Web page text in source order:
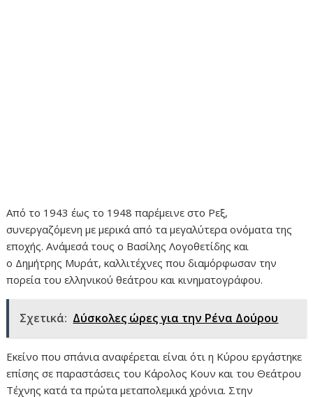
Από το 1943 έως το 1948 παρέμεινε στο Ρεξ,
συνεργαζόμενη με μερικά από τα μεγαλύτερα ονόματα της
εποχής. Ανάμεσά τους ο Βασίλης Λογοθετίδης και
ο Δημήτρης Μυράτ, καλλιτέχνες που διαμόρφωσαν την
πορεία του ελληνικού θεάτρου και κινηματογράφου.
Σχετικά: Δύσκολες ώρες για την Ρένα Δούρου
Εκείνο που σπάνια αναφέρεται είναι ότι η Κύρου εργάστηκε
επίσης σε παραστάσεις του Κάρολος Κουν και του Θεάτρου
Τέχνης κατά τα πρώτα μεταπολεμικά χρόνια. Στην